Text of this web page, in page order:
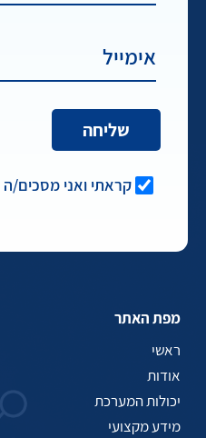
קראתי ואני מסכים/ה
מפת האתר
ראשי
אודות
יכולות המערכת
מידע מקצועי